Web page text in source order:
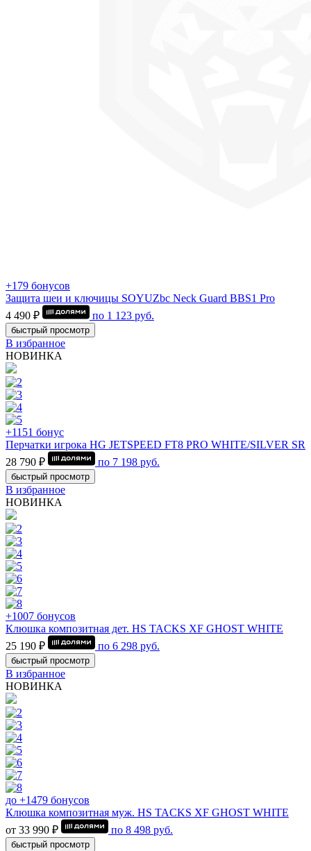
+179 бонусов
Защита шеи и ключицы SOYUZbc Neck Guard BBS1 Pro
4 490 ₽
по 1 123 руб.
быстрый просмотр
В избранное
НОВИНКА
+1151 бонус
Перчатки игрока HG JETSPEED FT8 PRO WHITE/SILVER SR
28 790 ₽
по 7 198 руб.
быстрый просмотр
В избранное
НОВИНКА
+1007 бонусов
Клюшка композитная дет. HS TACKS XF GHOST WHITE
25 190 ₽
по 6 298 руб.
быстрый просмотр
В избранное
НОВИНКА
до +1479 бонусов
Клюшка композитная муж. HS TACKS XF GHOST WHITE
от 33 990 ₽
по 8 498 руб.
быстрый просмотр